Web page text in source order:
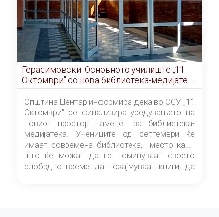
Герасимовски: Основното училиште „11
Октомври" со нова библиотека-медијатека
од септември
Општина Центар информира дека во ООУ „11
Октомври" се финализира уредувањето на
новиот простор наменет за библиотека-
медијатека. Учениците од септември ќе
имаат современа библиотека, место каде
што ќе можат да го поминуваат своето
слободно време, да позајмуваат книги, да